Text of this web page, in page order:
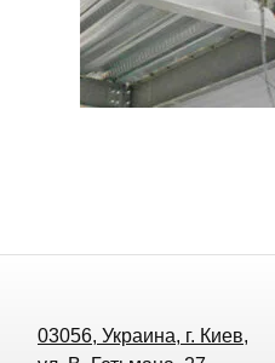
03056, Украина, г. Киев,